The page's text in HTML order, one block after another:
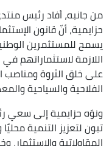
من جانبه، أفاد رئيس
حزايمية، أنّ قانون
يسمح للمستثمرين
اللازمة لاستثماراتهم
على خلق الثروة ومناصب
الفلاحية والسياحية
ونوّه حزايمية إلى سعي
تبون لتعزيز التنمية
المقاولاتية والاستثمار،